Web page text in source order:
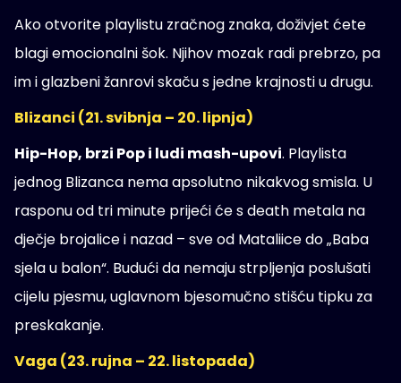
Ako otvorite playlistu zračnog znaka, doživjet ćete
blagi emocionalni šok. Njihov mozak radi prebrzo, pa
im i glazbeni žanrovi skaču s jedne krajnosti u drugu.
Blizanci (21. svibnja – 20. lipnja)
Hip-Hop, brzi Pop i ludi mash-upovi. Playlista
jednog Blizanca nema apsolutno nikakvog smisla. U
rasponu od tri minute prijeći će s death metala na
dječje brojalice i nazad – sve od Mataliice do „Baba
sjela u balon“. Budući da nemaju strpljenja poslušati
cijelu pjesmu, uglavnom bjesomučno stišću tipku za
preskakanje.
Vaga (23. rujna – 22. listopada)